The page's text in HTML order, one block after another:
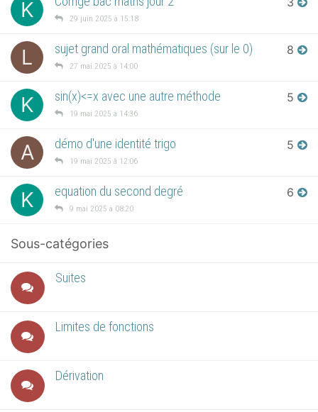
K 29 juin 2025 à 15:18
L sujet grand oral mathématiques (sur le 0)
27 mai 2025 à 14:00
8
K sin(x)<=x avec une autre méthode
19 mai 2025 à 14:36
5
A démo d'une identité trigo
19 mai 2025 à 12:06
5
K equation du second degré
9 mai 2025 à 08:20
6
Sous-catégories
Suites
Limites de fonctions
Dérivation